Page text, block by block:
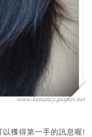
獲得第一手的訊息喔!